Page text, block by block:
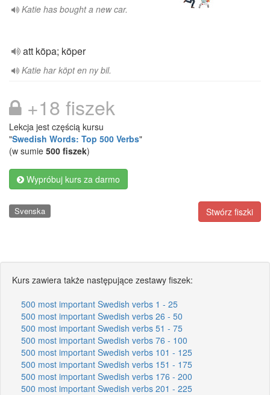
Katie has bought a new car.
att köpa; köper
Katie har köpt en ny bil.
+18 fiszek
Lekcja jest częścią kursu
"Swedish Words: Top 500 Verbs"
(w sumie 500 fiszek)
Wypróbuj kurs za darmo
Stwórz fiszki
Svenska
Kurs zawiera także następujące zestawy fiszek:
500 most important Swedish verbs 1 - 25
500 most important Swedish verbs 26 - 50
500 most important Swedish verbs 51 - 75
500 most important Swedish verbs 76 - 100
500 most important Swedish verbs 101 - 125
500 most important Swedish verbs 151 - 175
500 most important Swedish verbs 176 - 200
500 most important Swedish verbs 201 - 225